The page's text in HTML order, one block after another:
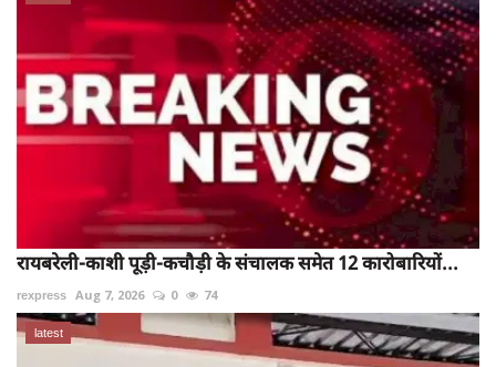
रायबरेली-काशी पूड़ी-कचौड़ी के संचालक समेत 12 कारोबारियों...
rexpress Aug 7, 2026 0 74
latest